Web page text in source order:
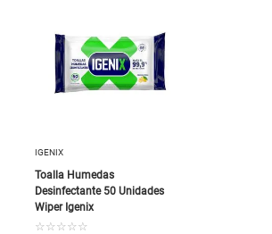
IGENIX
Toalla Humedas
Desinfectante 50 Unidades
Wiper Igenix
☆ ☆ ☆ ☆ ☆